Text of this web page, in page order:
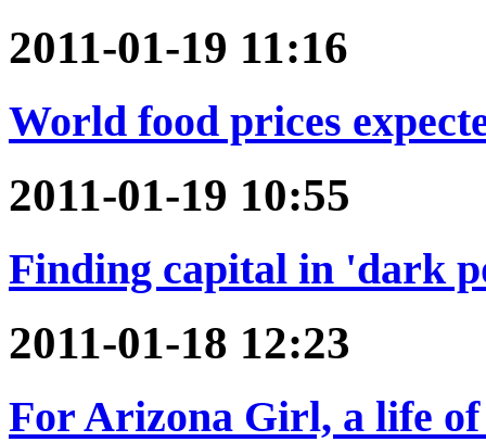
2011-01-19 11:16
World food prices
2011-01-19 10:55
Finding capital in 'dark
2011-01-18 12:23
For Arizona Girl, a life